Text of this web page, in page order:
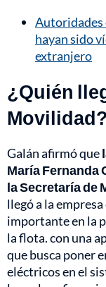
Autoridades
hayan sido
extranjero
¿Quién
Movilidad?
Galán afirmó que
María Fernanda
la Secretaría de
llegó a la
importante en la
la flota. con una
que busca poner
eléctricos en el